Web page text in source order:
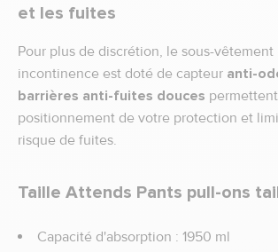
et les fuites
Pour plus de discrétion, le sous-vêtement
incontinence est doté de capteur anti-
barrières anti-fuites douces
positionnement de votre protection et
risque de fuites.
Taille Attends Pants pull-ons
Capacité d'absorption : 1950 ml